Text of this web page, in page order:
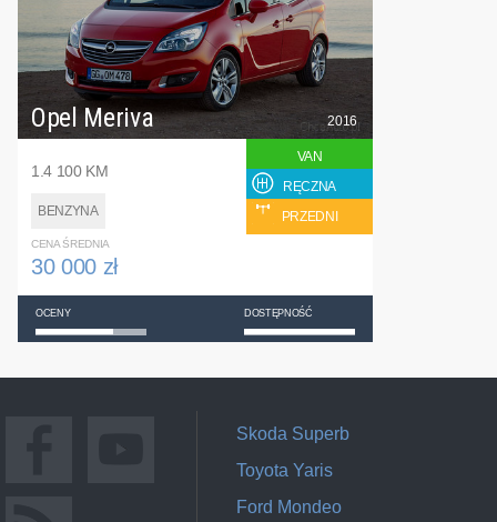
Opel Meriva
1.4 100 KM
BENZYNA
2016
VAN
RĘCZNA
PRZEDNI
CENA ŚREDNIA
30 000 zł
OCENY DOSTĘPNOŚĆ
Skoda Superb
Toyota Yaris
Ford Mondeo